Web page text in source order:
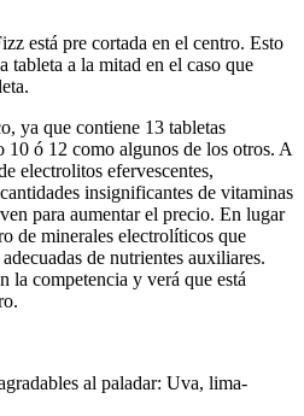
está pre cortada en el centro. Esto
tableta a la mitad en el caso que
ya que contiene 13 tabletas
10 ó 12 como algunos de los otros. A
electrolitos efervescentes,
insignificantes de vitaminas
para aumentar el precio. En lugar
de minerales electrolíticos que
de nutrientes auxiliares.
la competencia y verá que está
al paladar: Uva, lima-